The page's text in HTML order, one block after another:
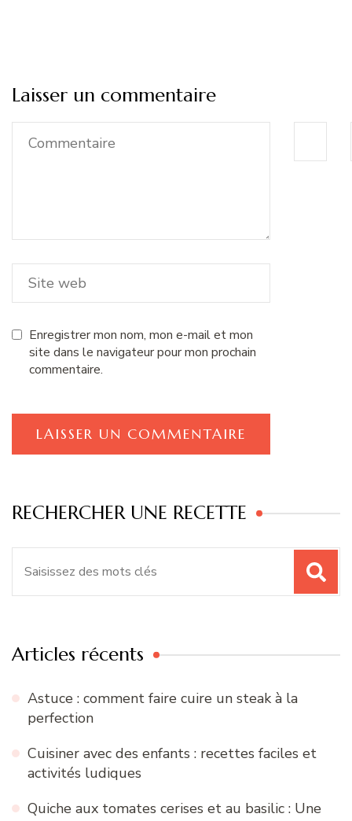
Laisser un commentaire
Enregistrer mon nom, mon e-mail et mon
site dans le navigateur pour mon prochain
commentaire.
RECHERCHER UNE RECETTE
Articles récents
Astuce : comment faire cuire un steak à la
perfection
Cuisiner avec des enfants : recettes faciles et
activités ludiques
Quiche aux tomates cerises et au basilic : Une